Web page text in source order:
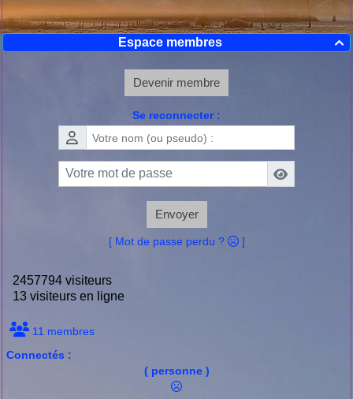

Espace membres
Devenir membre
Se reconnecter :
Envoyer
[ Mot de passe perdu ? ]
2457794 visiteurs
13 visiteurs en ligne
11 membres
Connectés :
( personne )